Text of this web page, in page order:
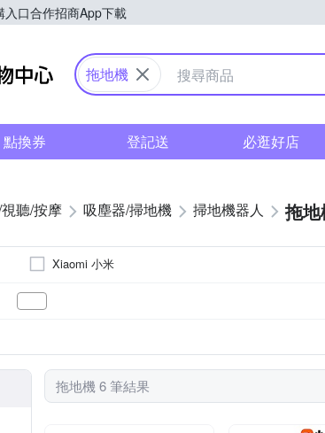
入口合作招商App下載
Yahoo購物中心
拖地機
點換券 登記送 必逛好店
聽/按摩 吸塵器/掃地機 掃地機器人 拖
Xiaomi 小米
拖地機 6 筆結果